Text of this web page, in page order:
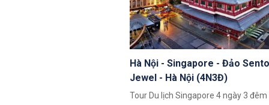
Hà Nội - Singapore - Đảo
Jewel - Hà Nội (4N3Đ)
Tour Du lịch Singapore 4 ngày 3 đêm